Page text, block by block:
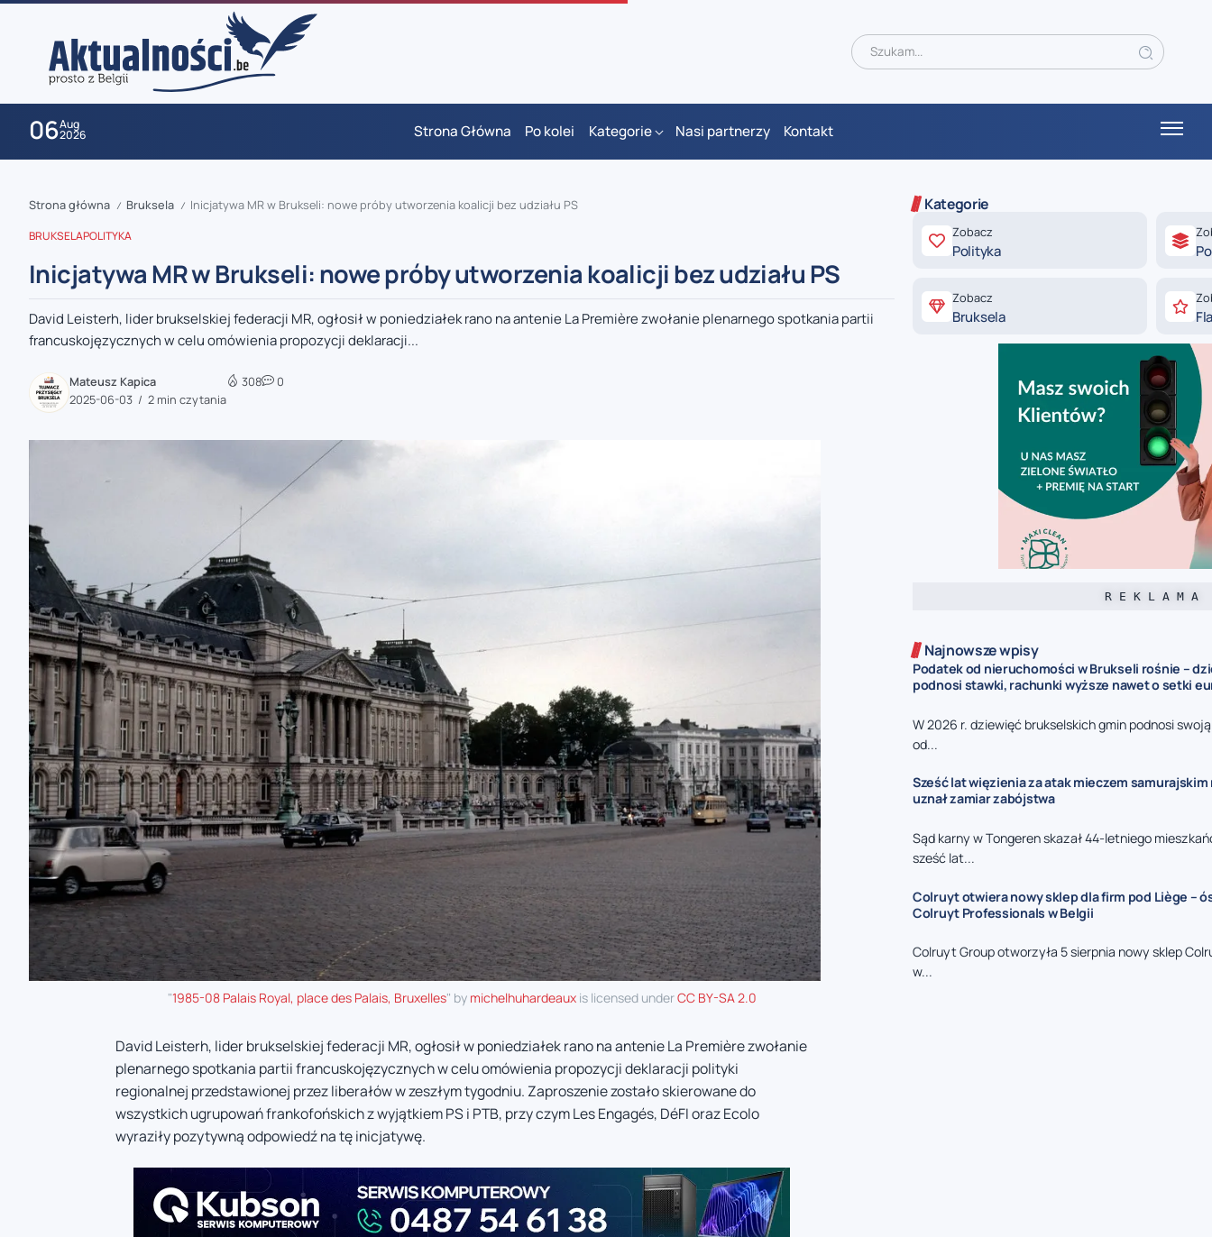
06Aug
2026 Strona Główna Po kolei Kategorie Nasi partnerzy Kontakt
zaobserwuj nas
zaobserwuj nas
zaobserwuj nas
zaobserwuj nas
Strona główna / Bruksela / Inicjatywa MR w Brukseli: nowe próby utworzenia koalicji bez udziału PS
BRUKSELAPOLITYKA
Inicjatywa MR w Brukseli: nowe próby utworzenia koalicji bez udziału PS
David Leisterh, lider brukselskiej federacji MR, ogłosił w poniedziałek rano na antenie La Première zwołanie plenarnego spotkania partii
francuskojęzycznych w celu omówienia propozycji deklaracji...
Mateusz Kapica
2025-06-03
2 min czytania
308 0
"1985-08 Palais Royal, place des Palais, Bruxelles" by michelhuhardeauxis licensed underCC BY-SA 2.0
David Leisterh, lider brukselskiej federacji MR, ogłosił w poniedziałek rano na antenie La Première zwołanie
plenarnego spotkania partii francuskojęzycznych w celu omówienia propozycji deklaracji polityki
regionalnej przedstawionej przez liberałów w zeszłym tygodniu. Zaproszenie zostało skierowane do
wszystkich ugrupowań frankofońskich z wyjątkiem PS i PTB, przy czym Les Engagés, DéFI oraz Ecolo
wyraziły pozytywną odpowiedź na tę inicjatywę.
Kategorie
Zobacz
Polityka
Zobacz
Bruksela
R E K L A M A
Najnowsze wpisy
Podatek od nieruchomości w Brukseli rośnie –
podnosi stawki, rachunki wyższe nawet o setki
W 2026 r. dziewięć brukselskich gmin podnosi
od...
Sześć lat więzienia za atak mieczem samurajskim
uznał zamiar zabójstwa
Sąd karny w Tongeren skazał 44-letniego
sześć lat...
Colruyt otwiera nowy sklep dla firm pod Liège –
Colruyt Professionals w Belgii
Colruyt Group otworzyła 5 sierpnia nowy sklep
w...